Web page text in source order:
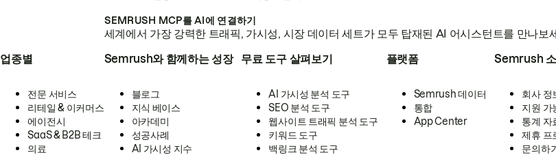
SEMRUSH MCP를 AI에 연결하기
세계에서 가장 강력한 트래픽, 가시성, 시장 데이터 세트가 모두 탑재된 AI 어시스턴트를 만나보
업종별
전문 서비스
리테일 & 이커머스
에이전시
SaaS & B2B 테크
의료
Semrush와 함께하는 성장
블로그
지식 베이스
아카데미
성공사례
AI 가시성 지수
무료 도구 살펴보기
AI 가시성 분석 도구
SEO 분석 도구
웹사이트 트래픽 분석 도구
키워드 도구
백링크 분석 도구
플랫폼
Semrush 데이터
통합
App Center
Semrush
회사 정
지원 가
통계 자
제휴 프
문의하